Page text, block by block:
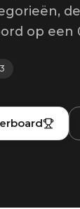
op een